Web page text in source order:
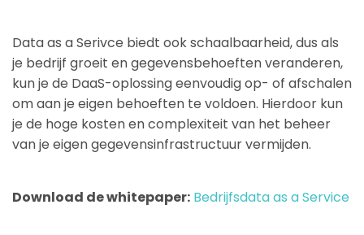
Data as a Serivce biedt ook schaalbaarheid, dus als
je bedrijf groeit en gegevensbehoeften veranderen,
kun je de DaaS-oplossing eenvoudig op- of afschalen
om aan je eigen behoeften te voldoen. Hierdoor kun
je de hoge kosten en complexiteit van het beheer
van je eigen gegevensinfrastructuur vermijden.
Download de whitepaper: Bedrijfsdata as a Service